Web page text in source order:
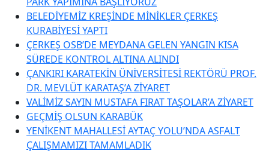
BELEDİYEMİZ KREŞİNDE MİNİKLER ÇERKEŞ
KURABİYESİ YAPTI
ÇERKEŞ OSB’DE MEYDANA GELEN YANGIN KISA
SÜREDE KONTROL ALTINA ALINDI
ÇANKIRI KARATEKİN ÜNİVERSİTESİ REKTÖRÜ PROF.
DR. MEVLÜT KARATAŞ’A ZİYARET
VALİMİZ SAYIN MUSTAFA FIRAT TAŞOLAR’A ZİYARET
GEÇMİŞ OLSUN KARABÜK
YENİKENT MAHALLESİ AYTAÇ YOLU’NDA ASFALT
ÇALIŞMAMIZI TAMAMLADIK